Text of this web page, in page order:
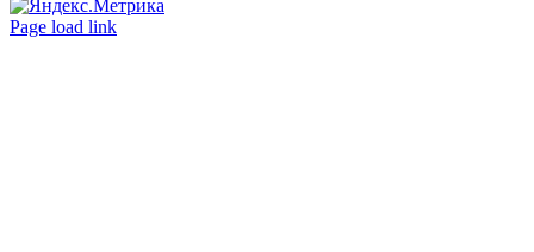
Вконтакте
Одноклассники
Page load link